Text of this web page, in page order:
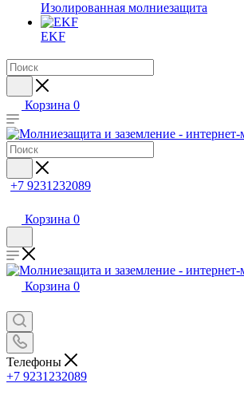
Изолированная молниезащита
EKF
Корзина 0
+7 9231232089
Корзина 0
Корзина 0
Телефоны
+7 9231232089